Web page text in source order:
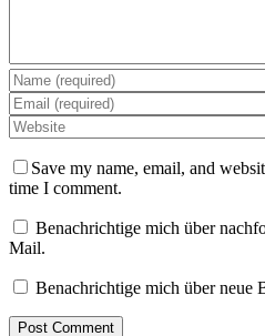
Save my name, email, and
time I comment.
Benachrichtige mich über
Mail.
Benachrichtige mich über neue